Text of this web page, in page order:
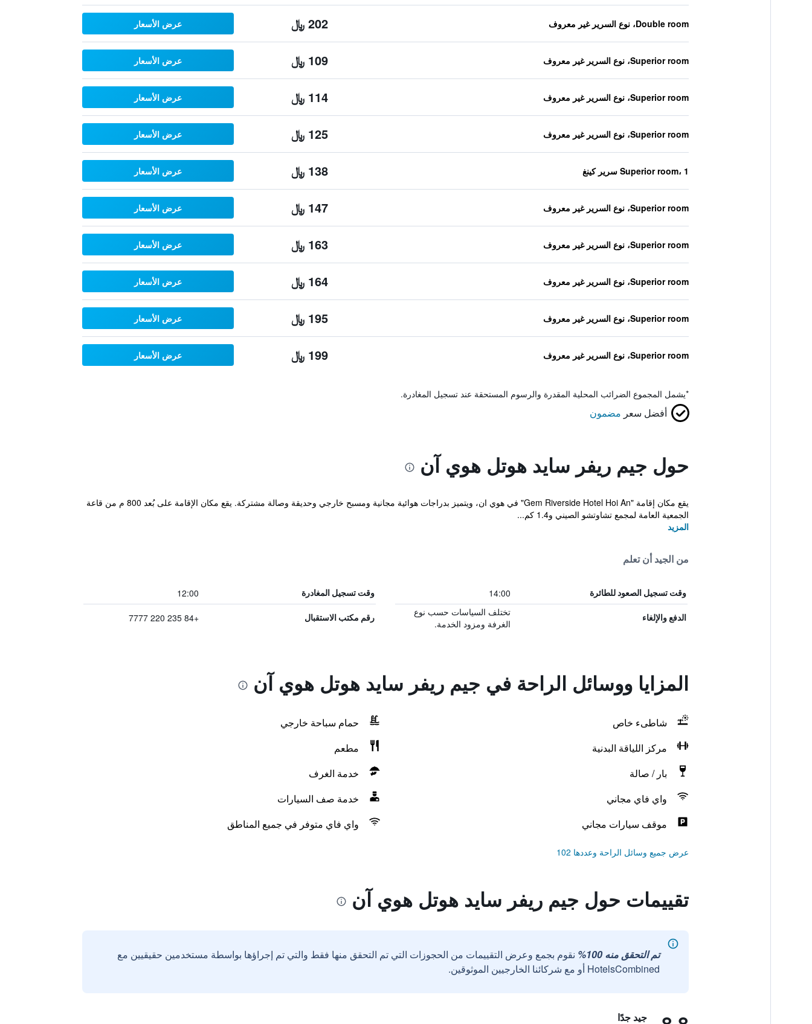
Double room، نوع السرير غير معروف 202 ﷼ عرض الأسعار
Superior room، نوع السرير غير معروف 109 ﷼ عرض الأسعار
Superior room، نوع السرير غير معروف 114 ﷼ عرض الأسعار
Superior room، نوع السرير غير معروف 125 ﷼ عرض الأسعار
Superior room، 1 سرير كينغ 138 ﷼ عرض الأسعار
Superior room، نوع السرير غير معروف 147 ﷼ عرض الأسعار
Superior room، نوع السرير غير معروف 163 ﷼ عرض الأسعار
Superior room، نوع السرير غير معروف 164 ﷼ عرض الأسعار
Superior room، نوع السرير غير معروف 195 ﷼ عرض الأسعار
Superior room، نوع السرير غير معروف 199 ﷼ عرض الأسعار
*يشمل المجموع الضرائب المحلية المقدرة والرسوم المستحقة عند تسجيل المغادرة.
أفضل سعر مضمون
حول جيم ريفر سايد هوتل هوي آن
يقع مكان إقامة "Gem Riverside Hotel Hoi An" في هوي ان، ويتميز بدراجات هوائية مجانية ومسبح خارجي وحديقة وصالة مشتركة. يقع مكان الإقامة على بُعد 800 م من قاعة
الجمعية العامة لمجمع تشاوتشو الصيني و1.4 كم...
المزيد
من الجيد أن تعلم
وقت تسجيل الصعود للطائرة 14:00 وقت تسجيل المغادرة 12:00
الدفع والإلغاء
تختلف السياسات حسب نوع
الغرفة ومزود الخدمة.
رقم مكتب الاستقبال +84 235 220 7777
المزايا ووسائل الراحة في جيم ريفر سايد هوتل هوي آن
شاطىء خاص
حمام سباحة خارجي
مركز اللياقة البدنية
مطعم
بار / صالة
خدمة الغرف
واي فاي مجاني
خدمة صف السيارات
موقف سيارات مجاني
واي فاي متوفر في جميع المناطق
عرض جميع وسائل الراحة وعددها 102
تقييمات حول جيم ريفر سايد هوتل هوي آن
تم التحقق منه 100%
نقوم بجمع وعرض التقييمات من الحجوزات التي تم التحقق منها فقط والتي تم إجراؤها بواسطة مستخدمين حقيقيين مع
HotelsCombined أو مع شركائنا الخارجيين الموثوقين.
جيد جدًا